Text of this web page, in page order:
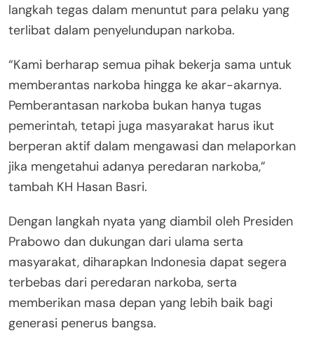
langkah tegas dalam menuntut para pelaku yang
terlibat dalam penyelundupan narkoba.
“Kami berharap semua pihak bekerja sama untuk
memberantas narkoba hingga ke akar-akarnya.
Pemberantasan narkoba bukan hanya tugas
pemerintah, tetapi juga masyarakat harus ikut
berperan aktif dalam mengawasi dan melaporkan
jika mengetahui adanya peredaran narkoba,”
tambah KH Hasan Basri.
Dengan langkah nyata yang diambil oleh Presiden
Prabowo dan dukungan dari ulama serta
masyarakat, diharapkan Indonesia dapat segera
terbebas dari peredaran narkoba, serta
memberikan masa depan yang lebih baik bagi
generasi penerus bangsa.